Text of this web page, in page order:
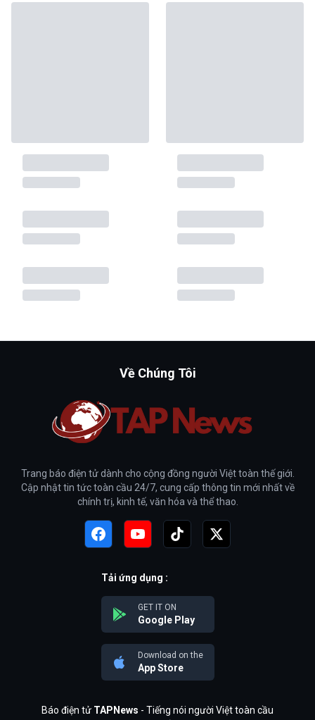
Về Chúng Tôi
Trang báo điện tử dành cho cộng đồng người Việt toàn thế giới.
Cập nhật tin tức toàn cầu 24/7, cung cấp thông tin mới nhất về
chính trị, kinh tế, văn hóa và thể thao.
Tải ứng dụng :
GET IT ON
Google Play
Download on the
App Store
Báo điện tử TAPNews - Tiếng nói người Việt toàn cầu